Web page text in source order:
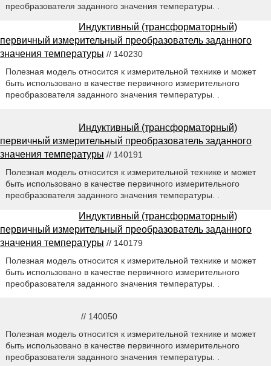
преобразователя заданного значения температуры. .
Индуктивный (трансформаторный)
первичный измерительный преобразователь заданного
значения температуры // 140230
Полезная модель относится к измерительной технике и может
быть использовано в качестве первичного измерительного
преобразователя заданного значения температуры. .
Индуктивный (трансформаторный)
первичный измерительный преобразователь заданного
значения температуры // 140191
Полезная модель относится к измерительной технике и может
быть использовано в качестве первичного измерительного
преобразователя заданного значения температуры. .
Индуктивный (трансформаторный)
первичный измерительный преобразователь заданного
значения температуры // 140179
Полезная модель относится к измерительной технике и может
быть использовано в качестве первичного измерительного
преобразователя заданного значения температуры. .
// 140050
Полезная модель относится к измерительной технике и может
быть использовано в качестве первичного измерительного
преобразователя заданного значения температуры. .